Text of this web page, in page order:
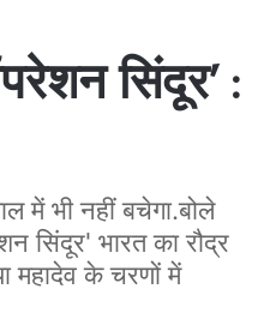
सिंदूर’ :
में भी नहीं बचेगा.बोले
सिंदूर' भारत का रौद्र
महादेव के चरणों में